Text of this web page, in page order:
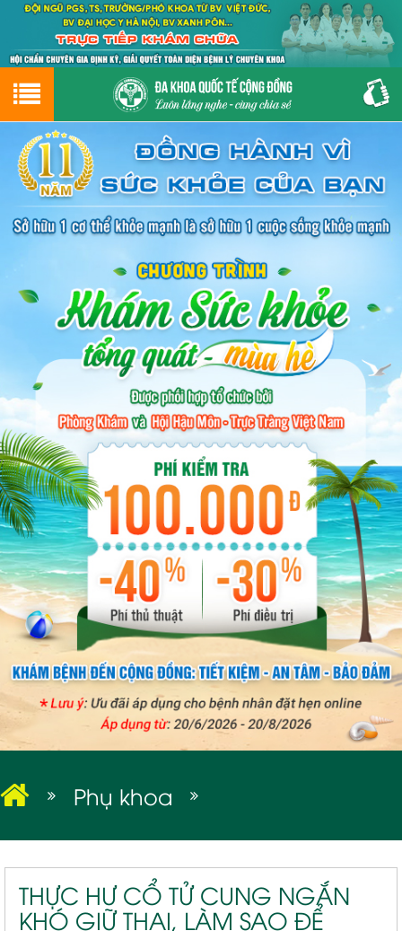
Hotline0243.9656.999tư vấn miễn phí
GIỚI THIỆU
GIỚI THIỆU VỀ PHÒNG KHÁM
CƠ SỞ VẬT CHẤT
ĐẶT HẸN LỊCH KHÁM
ĐƯỜNG TỚI PHÒNG KHÁM
PHỤ KHOA
BỆNH HẬU MÔN
BỆNH XÃ HỘI
Phụ khoa
Viêm lộ tuyến cổ tử cung
THỰC HƯ CỔ TỬ CUNG NGẮN
KHÓ GIỮ THAI, LÀM SAO ĐỂ